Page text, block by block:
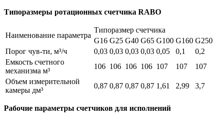
Типоразмеры ротационных счетчика RABO
Наименование параметра
Типоразмер счетчика
G16 G25 G40 G65 G100 G160 G250
Порог чув-ти, м³/ч
0,03 0,03 0,03 0,03 0,05 0,1
0,2
Емкость счетного
механизма м³
106 106 106 106 107 107
107
Объем измерительной
камеры дм³
0,87 0,87 0,87 0,87 1,61 2,99 3,7
Рабочие параметры счетчиков для исполнений